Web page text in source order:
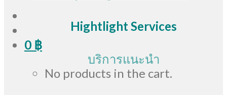
0 ฿
No products in the cart.
Hightlight Services
บริการแนะนำ